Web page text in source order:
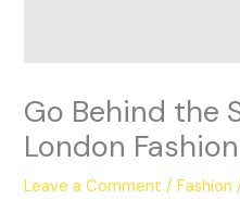
Go Behind the
London
Leave a Comment /Fashion